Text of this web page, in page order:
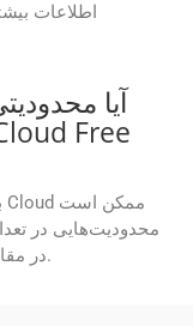
اطلاعات
آیا
Free
محدودیت‌هایی در
در مقایسه با طرح‌های اشتراک پولی داشته باشند.